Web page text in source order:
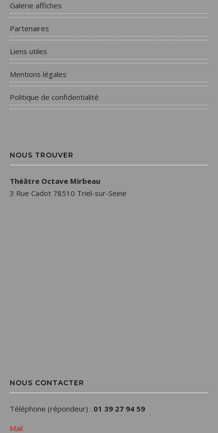
Galerie affiches
Partenaires
Liens utiles
Mentions légales
Politique de confidentialité
NOUS TROUVER
Théâtre Octave Mirbeau
3 Rue Cadot 78510 Triel-sur-Seine
NOUS CONTACTER
Téléphone (répondeur) : 01 39 27 94 59
Mail